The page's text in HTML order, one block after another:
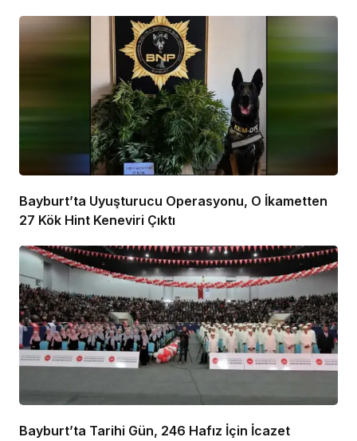
Bayburt’ta Uyuşturucu Operasyonu, O İkametten
27 Kök Hint Keneviri Çıktı
Bayburt’ta Tarihi Gün, 246 Hafız İçin İcazet